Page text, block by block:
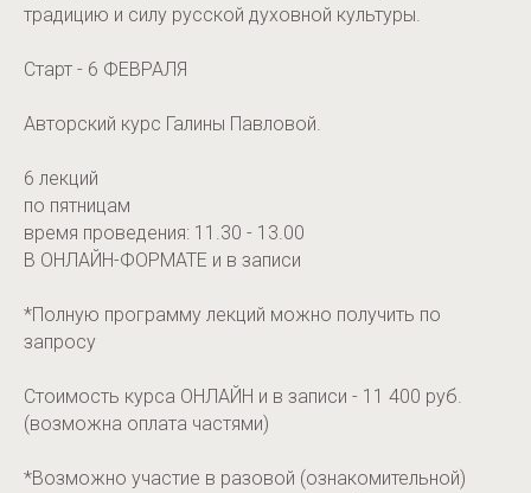
традицию и силу русской духовной культуры.
Старт - 6 ФЕВРАЛЯ
Авторский курс Галины Павловой.
6 лекций
по пятницам
время проведения: 11.30 - 13.00
В ОНЛАЙН-ФОРМАТЕ и в записи
*Полную программу лекций можно получить по
запросу
Стоимость курса ОНЛАЙН и в записи - 11 400 руб.
(возможна оплата частями)
*Возможно участие в разовой (ознакомительной)